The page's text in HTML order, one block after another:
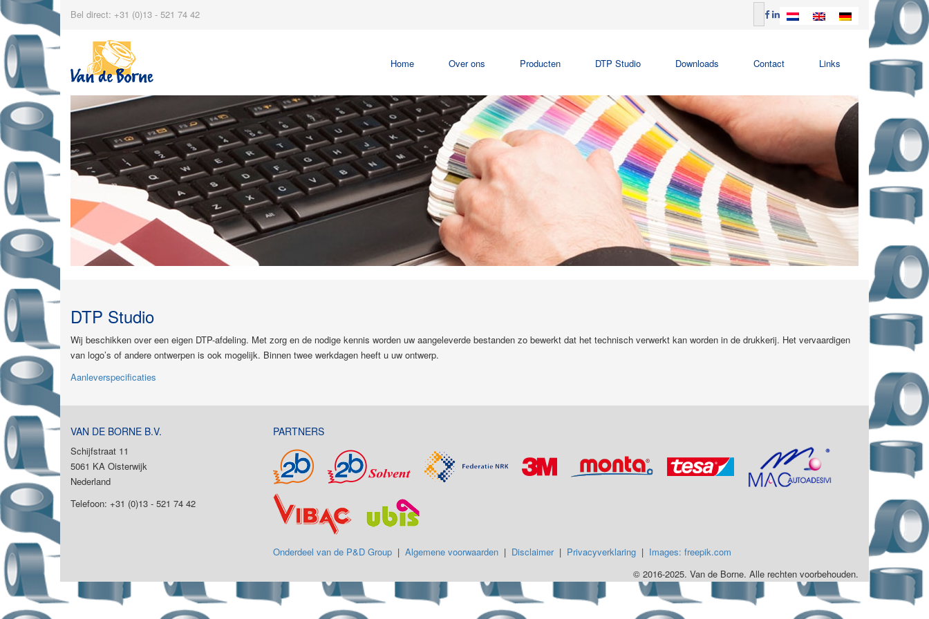
Bel direct: +31 (0)13 - 521 74 42
Home Over ons Producten DTP Studio Downloads Contact Links
DTP Studio
Wij beschikken over een eigen DTP-afdeling. Met zorg en de nodige kennis worden uw aangeleverde bestanden zo bewerkt dat het technisch verwerkt kan worden in de drukkerij. Het vervaardigen
van logo’s of andere ontwerpen is ook mogelijk. Binnen twee werkdagen heeft u uw ontwerp.
Aanleverspecificaties
VAN DE BORNE B.V.
Schijfstraat 11
5061 KA Oisterwijk
Nederland
Telefoon: +31 (0)13 - 521 74 42
PARTNERS
Onderdeel van de P&D Group| Algemene voorwaarden| Disclaimer| Privacyverklaring| Images: freepik.com
© 2016-2025. Van de Borne. Alle rechten voorbehouden.